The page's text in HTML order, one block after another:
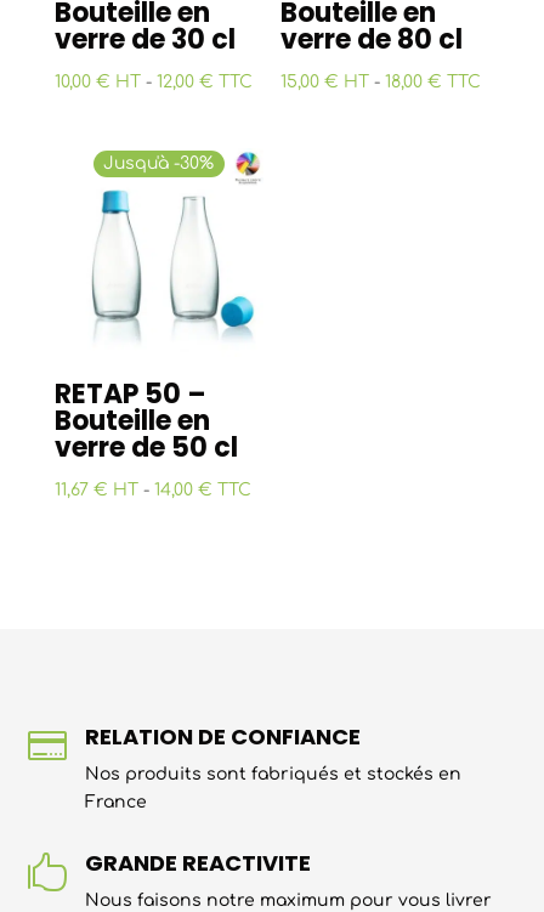
Bouteille en
verre de 30 cl
10,00 € HT - 12,00 € TTC
Bouteille en
verre de 80 cl
15,00 € HT -18,00 € TTC
Jusqu'à -30%
RETAP 50 –
Bouteille en
verre de 50 cl
11,67 € HT - 14,00 € TTC
 RELATION DE CONFIANCE
Nos produits sont fabriqués et stockés en
France
 GRANDE REACTIVITE
Nous faisons notre maximum pour vous livrer